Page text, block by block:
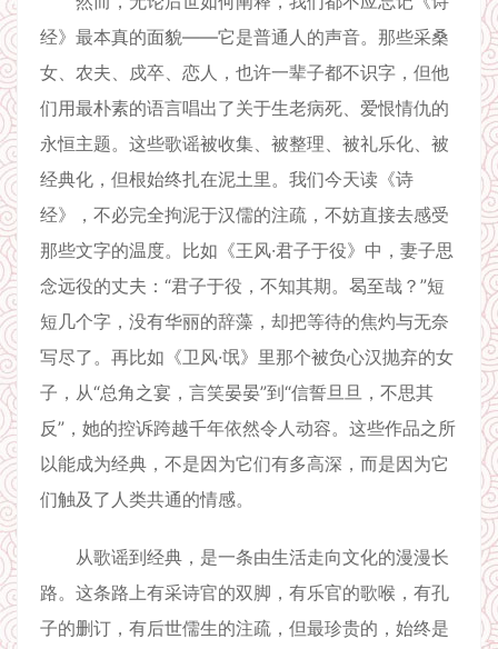
经》最本真的面貌——它是普通人的声音。那些采桑
女、农夫、戍卒、恋人，也许一辈子都不识字，但他
们用最朴素的语言唱出了关于生老病死、爱恨情仇的
永恒主题。这些歌谣被收集、被整理、被礼乐化、被
经典化，但根始终扎在泥土里。我们今天读《诗
经》，不必完全拘泥于汉儒的注疏，不妨直接去感受
那些文字的温度。比如《王风·君子于役》中，妻子思
念远役的丈夫：“君子于役，不知其期。曷至哉？”短
短几个字，没有华丽的辞藻，却把等待的焦灼与无奈
写尽了。再比如《卫风·氓》里那个被负心汉抛弃的女
子，从“总角之宴，言笑晏晏”到“信誓旦旦，不思其
反”，她的控诉跨越千年依然令人动容。这些作品之所
以能成为经典，不是因为它们有多高深，而是因为它
们触及了人类共通的情感。
从歌谣到经典，是一条由生活走向文化的漫漫长
路。这条路上有采诗官的双脚，有乐官的歌喉，有孔
子的删订，有后世儒生的注疏，但最珍贵的，始终是